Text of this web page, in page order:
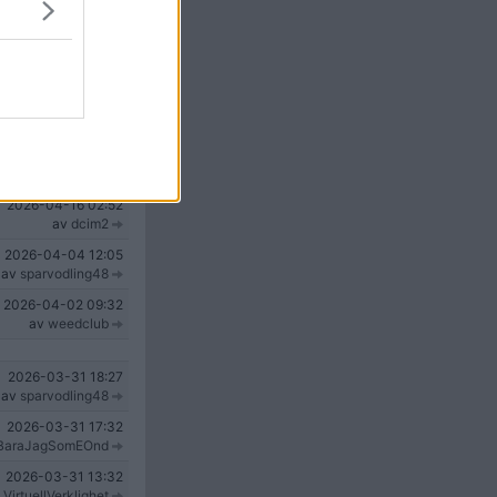
2026-04-29
Kvadrolupia
avFlaklypan
2026-04-1602:52
av dcim2
2026-04-04 12:05
av sparvodling48
2026-04-02 09:32
av weedclub
2026-03-31 18:27
av sparvodling48
2026-03-31 17:32
2026-03-31 13:32